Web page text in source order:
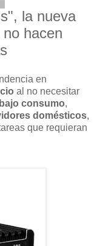
la nueva
hacen
en
al no necesitar
bajo consumo,
domésticos,
que requieran